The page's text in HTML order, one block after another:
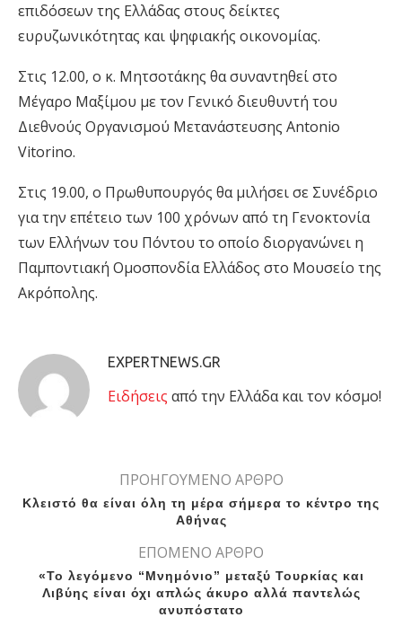
επιδόσεων της Ελλάδας στους δείκτες
ευρυζωνικότητας και ψηφιακής οικονομίας.
Στις 12.00, ο κ. Μητσοτάκης θα συναντηθεί στο
Μέγαρο Μαξίμου με τον Γενικό διευθυντή του
Διεθνούς Οργανισμού Μετανάστευσης Antonio
Vitorino.
Στις 19.00, ο Πρωθυπουργός θα μιλήσει σε Συνέδριο
για την επέτειο των 100 χρόνων από τη Γενοκτονία
των Ελλήνων του Πόντου το οποίο διοργανώνει η
Παμποντιακή Ομοσπονδία Ελλάδος στο Μουσείο της
Ακρόπολης.
EXPERTNEWS.GR
Eιδήσεις από την Ελλάδα και τον κόσμο!
ΠΡΟΗΓΟΥΜΕΝΟ ΑΡΘΡΟ
Κλειστό θα είναι όλη τη μέρα σήμερα το κέντρο της
Αθήνας
ΕΠΟΜΕΝΟ ΑΡΘΡΟ
«Το λεγόμενο “Μνημόνιο” μεταξύ Τουρκίας και
Λιβύης είναι όχι απλώς άκυρο αλλά παντελώς
ανυπόστατο